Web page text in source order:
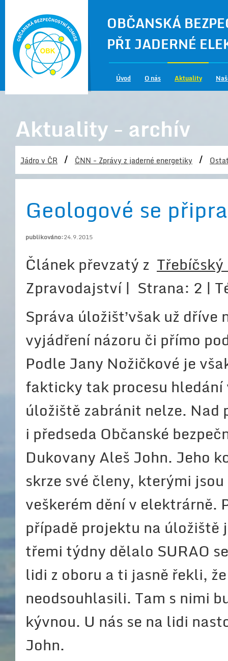
OBČANSKÁ
PŘI JADERNÉ
Úvod O nás Aktuality
Aktuality - archív
Jádro v ČR / ČNN - Zprávy z jaderné energetiky /
Geologové se
publikováno:24.9.2015
Článek převzatý z
Zpravodajství | Strana: 2 |
Správa úložišť však už
vyjádření názoru či přímo
Podle Jany Nožičkové je
fakticky tak procesu
úložiště zabránit nelze. Nad
i předseda Občanské
Dukovany Aleš John. Jeho
skrze své členy, kterými
veškerém dění v elektrárně.
případě projektu na úložiště
třemi týdny dělalo SURAO
lidi z oboru a ti jasně řekli,
neodsouhlasili. Tam s nimi
kývnou. U nás se na lidi
John.